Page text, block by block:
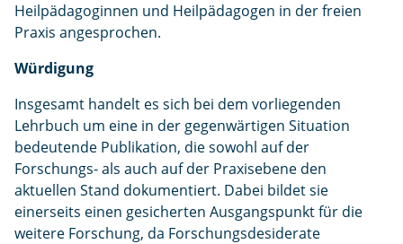
Heilpädagoginnen und Heilpädagogen in der freien
Praxis angesprochen.
Würdigung
Insgesamt handelt es sich bei dem vorliegenden
Lehrbuch um eine in der gegenwärtigen Situation
bedeutende Publikation, die sowohl auf der
Forschungs- als auch auf der Praxisebene den
aktuellen Stand dokumentiert. Dabei bildet sie
einerseits einen gesicherten Ausgangspunkt für die
weitere Forschung, da Forschungsdesiderate